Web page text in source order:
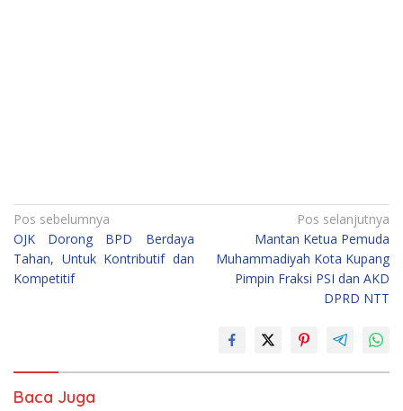
Navigasi
pos
Pos sebelumnya
OJK Dorong BPD Berdaya
Tahan, Untuk Kontributif dan
Kompetitif
Pos selanjutnya
Mantan Ketua Pemuda
Muhammadiyah Kota Kupang
Pimpin Fraksi PSI dan AKD
DPRD NTT
Baca Juga